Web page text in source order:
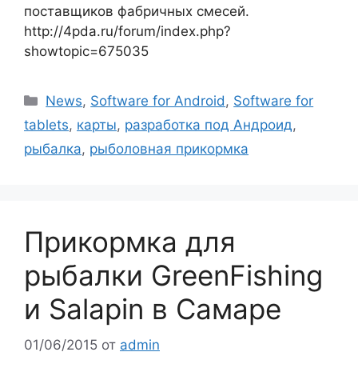
поставщиков фабричных смесей.
http://4pda.ru/forum/index.php?
showtopic=675035
Рубрики
News, Software for Android, Software for
tablets, карты, разработка под Андроид,
рыбалка, рыболовная прикормка
Прикормка для
рыбалки GreenFishing
и Salapin в Самаре
01/06/2015 от admin